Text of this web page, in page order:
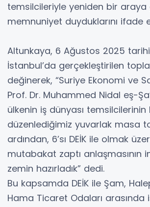
temsilcileriyle yeniden bir araya
memnuniyet duyduklarını ifade
Altunkaya, 6 Ağustos 2025
İstanbul’da gerçekleştirilen
değinerek, “Suriye Ekonomi ve
Prof. Dr. Muhammed Nidal eş-
ülkenin iş dünyası temsilcilerinin
düzenlediğimiz yuvarlak masa
ardından, 6’sı DEİK ile olmak
mutabakat zaptı anlaşmasının
zemin hazırladık” dedi.
Bu kapsamda DEİK ile Şam,
Hama Ticaret Odaları arasında